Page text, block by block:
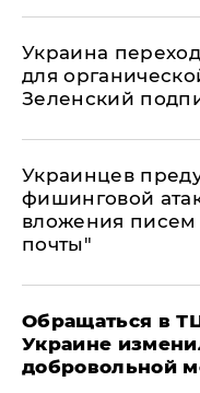
Украина
для
Зеленский
Украинцев
фишинговой
вложения
почты"
Обращаться в
Украине
добровольной